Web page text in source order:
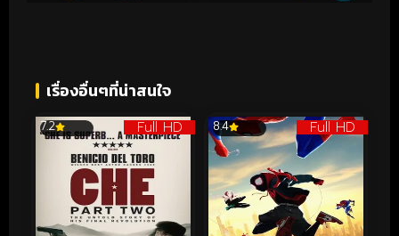
เรื่องอื่นๆที่น่าสนใจ
Full HD
7.2 Full HD
8.4